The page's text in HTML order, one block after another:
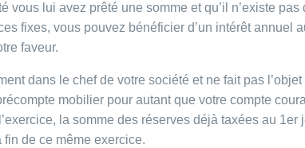
vous lui avez prêté une somme et qu’il n’existe pas
fixes, vous pouvez bénéficier d’un intérêt annuel
faveur.
dans le chef de votre société et ne fait pas l’objet
mobilier pour autant que votre compte
la somme des réserves déjà taxées au 1er
fin de ce même exercice.